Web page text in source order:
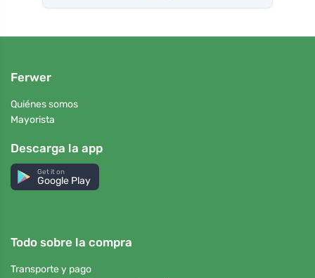
Ferwer
Quiénes somos
Mayorista
Descarga la app
Get it on
Google Play
Todo sobre la compra
Transporte y pago